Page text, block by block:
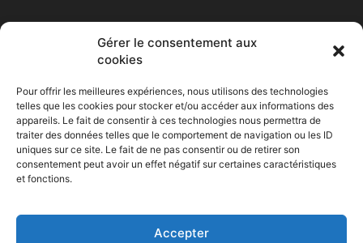
Gérer le consentement aux
cookies
Pour offrir les meilleures expériences, nous utilisons des technologies
telles que les cookies pour stocker et/ou accéder aux informations des
appareils. Le fait de consentir à ces technologies nous permettra de
traiter des données telles que le comportement de navigation ou les ID
uniques sur ce site. Le fait de ne pas consentir ou de retirer son
consentement peut avoir un effet négatif sur certaines caractéristiques
et fonctions.
Accepter
Accueil Economie Entreprises Entrepreneur
Maghreb